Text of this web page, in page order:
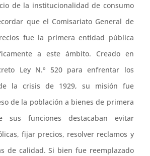
de la institucionalidad de consumo
que el Comisariato General de
fue la primera entidad pública
a este ámbito. Creado en
Ley N.º 520 para enfrentar los
la crisis de 1929, su misión fue
de la población a bienes de primera
sus funciones destacaban evitar
fijar precios, resolver reclamos y
de calidad. Si bien fue reemplazado